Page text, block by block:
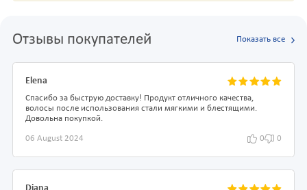
Отзывы покупателей Показать все
Elena
Спасибо за быструю доставку! Продукт отличного качества,
волосы после использования стали мягкими и блестящими.
Довольна покупкой.
06 August 2024 0 0